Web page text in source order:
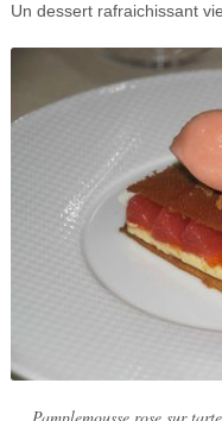
Un dessert rafraichissant